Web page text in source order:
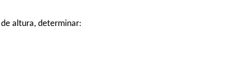
de altura, determinar: